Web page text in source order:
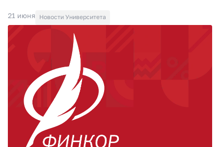
21 июня Новости Университета